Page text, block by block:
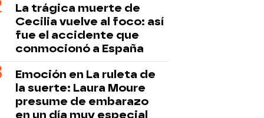
La trágica muerte de
Cecilia vuelve al foco: así
fue el accidente que
conmocionó a España
Emoción en La ruleta de
la suerte: Laura Moure
presume de embarazo
en un día muy especial